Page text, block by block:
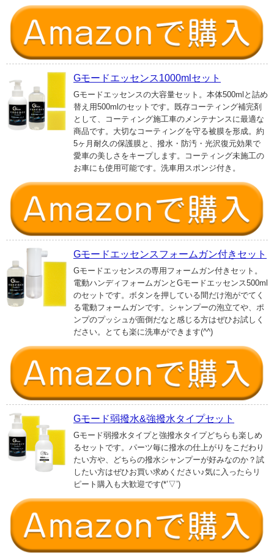
Gモードエッセンス1000mlセット
Gモードエッセンスの大容量セット。本体500mlと詰め
替え用500mlのセットです。既存コーティング補完剤
として、コーティング施工車のメンテナンスに最適な
商品です。大切なコーティングを守る被膜を形成。約
5ヶ月耐久の保護膜と、撥水・防汚・光沢復元効果で
愛車の美しさをキープします。コーティング未施工の
お車にも使用可能です。洗車用スポンジ付き。
Gモードエッセンスフォームガン付きセット
Gモードエッセンスの専用フォームガン付きセット。
電動ハンディフォームガンとGモードエッセンス500ml
のセットです。ボタンを押している間だけ泡がでてく
る電動フォームガンです。シャンプーの泡立てや、ポ
ンプのプッシュが面倒だなと感じる方はぜひお試しく
ださい。とても楽に洗車ができます(^^)
Gモード弱撥水&強撥水タイプセット
Gモード弱撥水タイプと強撥水タイプどちらも楽しめ
るセットです。パーツ毎に撥水の仕上がりをこだわり
たい方や、どちらの撥水シャンプーが好みなのか？試
したい方はぜひお買い求めください♪気に入ったらリ
ピート購入も大歓迎です(*’▽’)